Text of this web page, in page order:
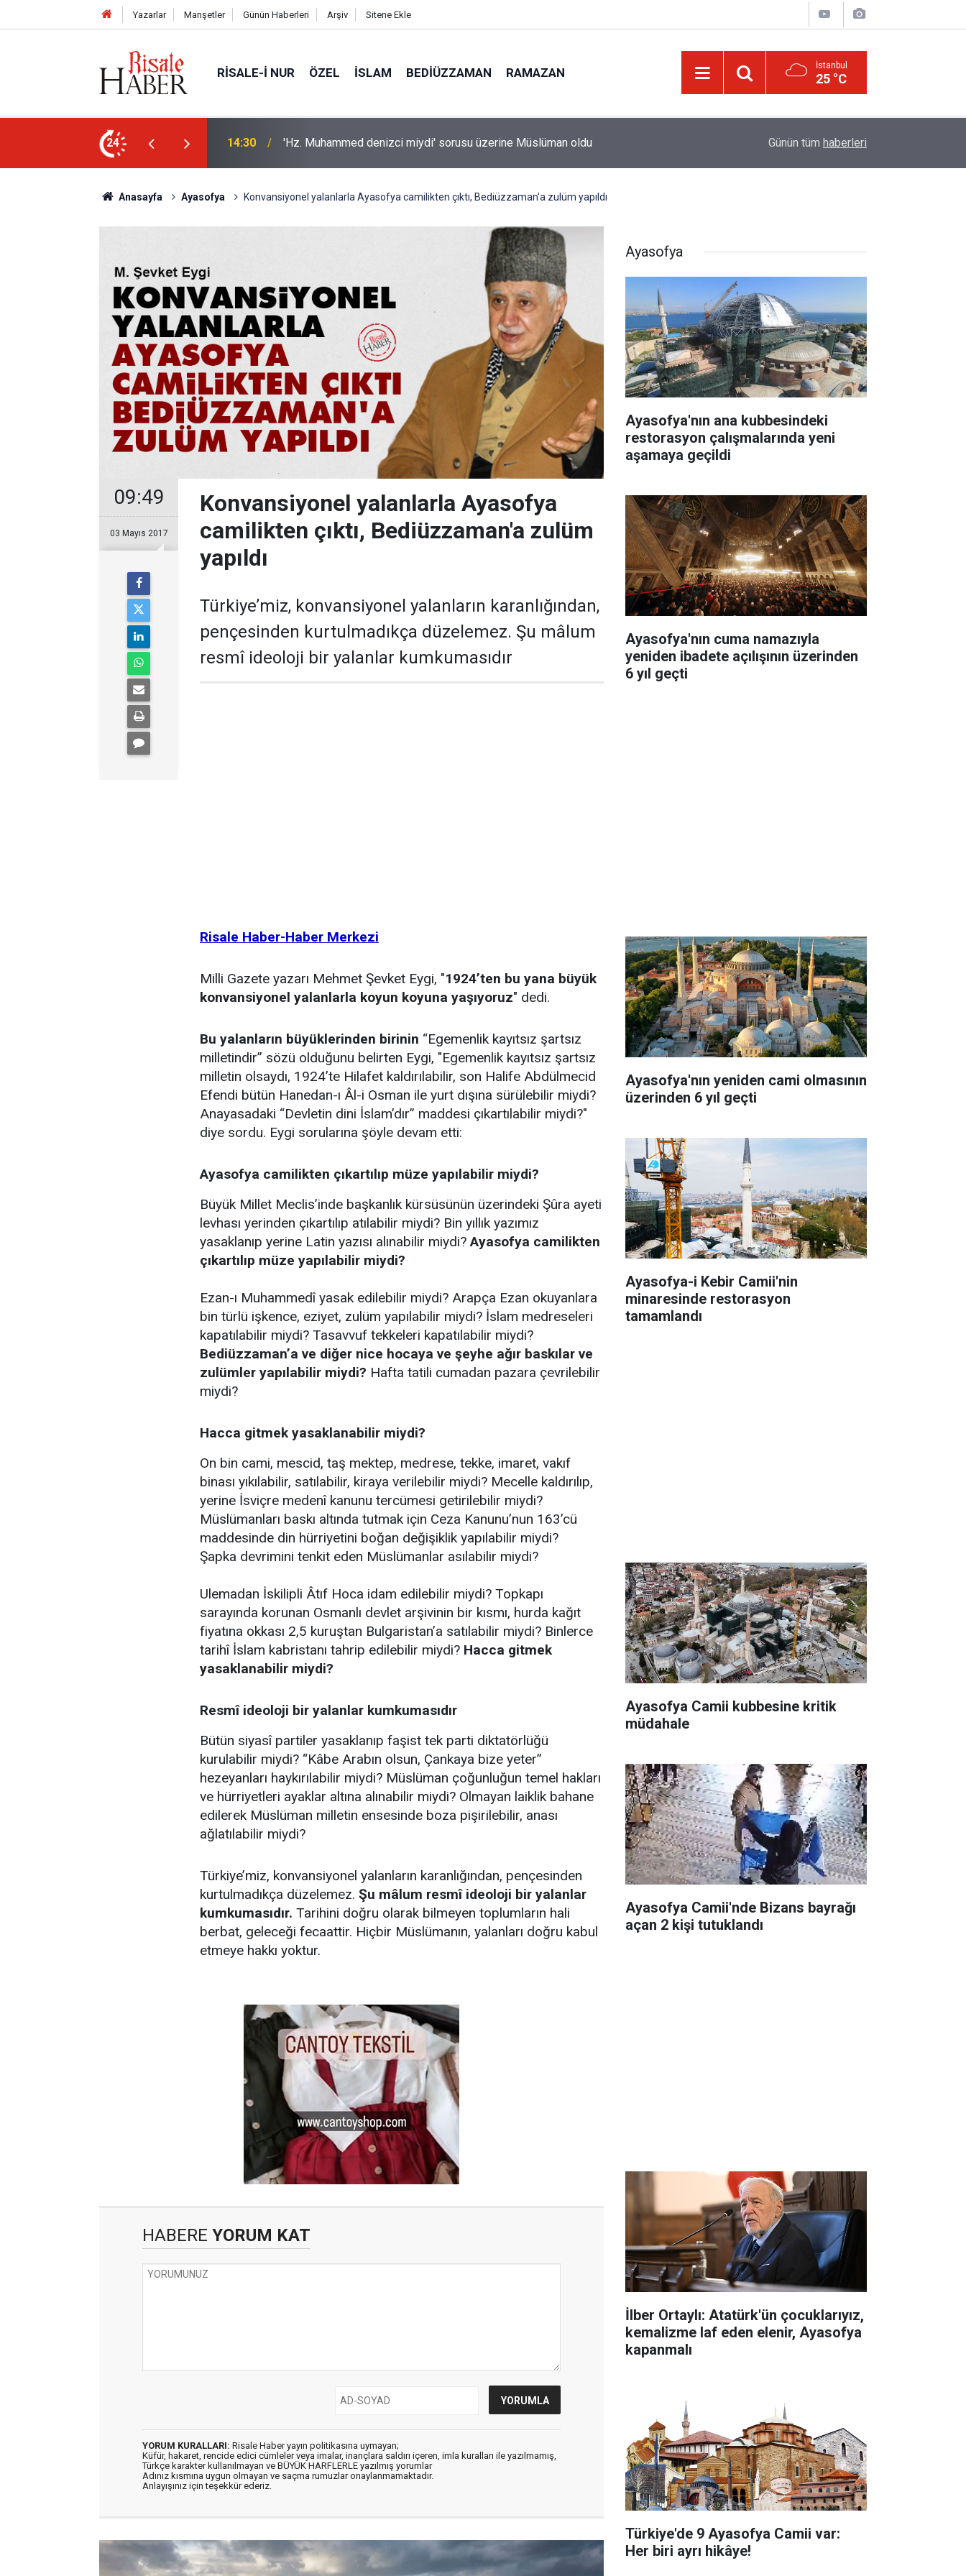
Yazarlar Manşetler Günün Haberleri Arşiv Sitene Ekle
RISALE-I NUR ÖZEL İSLAM BEDIÜZZAMAN RAMAZAN İstanbul
25 °C
24
üzerine Müslüman oldu 13:40 Bilim insanlarından hafıza keşfi: Unutulan anılar geri getirilebilir mi? Katil israil, Dr. Ebu Safiyye’yi işkence ile
Günün tüm haberleri
Anasayfa Ayasofya Konvansiyonel yalanlarla Ayasofya camilikten çıktı, Bediüzzaman'a zulüm yapıldı
09:49
03 Mayıs 2017
Konvansiyonel yalanlarla Ayasofya
camilikten çıktı, Bediüzzaman'a zulüm
yapıldı
Türkiye’miz, konvansiyonel yalanların karanlığından,
pençesinden kurtulmadıkça düzelemez. Şu mâlum
resmî ideoloji bir yalanlar kumkumasıdır
Risale Haber-Haber Merkezi
Milli Gazete yazarı Mehmet Şevket Eygi, "1924’ten bu yana büyük
konvansiyonel yalanlarla koyun koyuna yaşıyoruz" dedi.
Bu yalanların büyüklerinden birinin “Egemenlik kayıtsız şartsız
milletindir” sözü olduğunu belirten Eygi, "Egemenlik kayıtsız şartsız
milletin olsaydı, 1924’te Hilafet kaldırılabilir, son Halife Abdülmecid
Efendi bütün Hanedan-ı Âl-i Osman ile yurt dışına sürülebilir miydi?
Anayasadaki “Devletin dini İslam’dır” maddesi çıkartılabilir miydi?"
diye sordu. Eygi sorularına şöyle devam etti:
Ayasofya camilikten çıkartılıp müze yapılabilir miydi?
Büyük Millet Meclis’inde başkanlık kürsüsünün üzerindeki Şûra ayeti
levhası yerinden çıkartılıp atılabilir miydi? Bin yıllık yazımız
yasaklanıp yerine Latin yazısı alınabilir miydi?Ayasofya camilikten
çıkartılıp müze yapılabilir miydi?
Ezan-ı Muhammedî yasak edilebilir miydi? Arapça Ezan okuyanlara
bin türlü işkence, eziyet, zulüm yapılabilir miydi? İslam medreseleri
kapatılabilir miydi? Tasavvuf tekkeleri kapatılabilir miydi?
Bediüzzaman’a ve diğer nice hocaya ve şeyhe ağır baskılar ve
zulümler yapılabilir miydi? Hafta tatili cumadan pazara çevrilebilir
miydi?
Hacca gitmek yasaklanabilir miydi?
On bin cami, mescid, taş mektep, medrese, tekke, imaret, vakıf
binası yıkılabilir, satılabilir, kiraya verilebilir miydi? Mecelle kaldırılıp,
yerine İsviçre medenî kanunu tercümesi getirilebilir miydi?
Müslümanları baskı altında tutmak için Ceza Kanunu’nun 163’cü
maddesinde din hürriyetini boğan değişiklik yapılabilir miydi?
Şapka devrimini tenkit eden Müslümanlar asılabilir miydi?
Ulemadan İskilipli Âtıf Hoca idam edilebilir miydi? Topkapı
sarayında korunan Osmanlı devlet arşivinin bir kısmı, hurda kağıt
fiyatına okkası 2,5 kuruştan Bulgaristan’a satılabilir miydi? Binlerce
tarihî İslam kabristanı tahrip edilebilir miydi? Hacca gitmek
yasaklanabilir miydi?
Resmî ideoloji bir yalanlar kumkumasıdır
Bütün siyasî partiler yasaklanıp faşist tek parti diktatörlüğü
kurulabilir miydi? “Kâbe Arabın olsun, Çankaya bize yeter”
hezeyanları haykırılabilir miydi? Müslüman çoğunluğun temel hakları
ve hürriyetleri ayaklar altına alınabilir miydi? Olmayan laiklik bahane
edilerek Müslüman milletin ensesinde boza pişirilebilir, anası
ağlatılabilir miydi?
Türkiye’miz, konvansiyonel yalanların karanlığından, pençesinden
kurtulmadıkça düzelemez. Şu mâlum resmî ideoloji bir yalanlar
kumkumasıdır. Tarihini doğru olarak bilmeyen toplumların hali
berbat, geleceği fecaattir. Hiçbir Müslümanın, yalanları doğru kabul
etmeye hakkı yoktur.
HABERE YORUM KAT
YORUM KURALLARI: Risale Haber yayın politikasına uymayan;
Küfür, hakaret, rencide edici cümleler veya imalar, inançlara saldırı içeren, imla kuralları ile yazılmamış,
Türkçe karakter kullanılmayan ve BÜYÜK HARFLERLE yazılmış yorumlar
Adınız kısmına uygun olmayan ve saçma rumuzlar onaylanmamaktadır.
Anlayışınız için teşekkür ederiz.
Ayasofya
Ayasofya'nın ana kubbesindeki
restorasyon çalışmalarında yeni
aşamaya geçildi
Ayasofya'nın cuma namazıyla
yeniden ibadete açılışının üzerinden
6 yıl geçti
Ayasofya'nın yeniden cami olmasının
üzerinden 6 yıl geçti
Ayasofya-i Kebir Camii'nin
minaresinde restorasyon
tamamlandı
Ayasofya Camii kubbesine kritik
müdahale
Ayasofya Camii'nde Bizans bayrağı
açan 2 kişi tutuklandı
İlber Ortaylı: Atatürk'ün çocuklarıyız,
kemalizme laf eden elenir, Ayasofya
kapanmalı
Türkiye'de 9 Ayasofya Camii var:
Her biri ayrı hikâye!